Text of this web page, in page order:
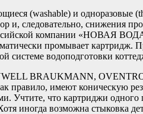
(washable) и одноразовые
и, следовательно, снижения
компании «НОВАЯ
промывает картридж.
системе водоподготовки
BRAUKMANN,
правило, имеют коническую
Учтите, что картриджи одного
иногда возможна стыковка